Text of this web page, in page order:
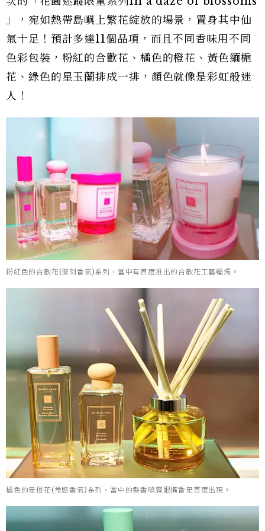
」，宛如熱帶島嶼上繁花綻放的場景，置身其中仙
氣十足！預計多達11個品項，而且不同香味用不同
色彩包裝，粉紅的合歡花、橘色的橙花、黃色緬梔
花、綠色的星玉蘭排成一排，顏色就像是彩虹般迷
人！
粉紅色的合歡花(復刻香氣)系列，當中有首度推出的合歡花工藝蠟燭。
橘色的是橙花(常態香氣)系列，當中的髮香噴霧跟擴香是首度出現。